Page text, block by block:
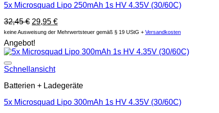
5x Microsquad Lipo 250mAh 1s HV 4.35V (30/60C)
32,45€ Ursprünglicher
Preis
war:
32,45 €
29,95 €Aktueller
Preis
29,95 €.
keine Ausweisung der Mehrwertsteuer gemäß § 19 UStG + Versandkosten
Angebot!
Schnellansicht
Batterien + Ladegeräte
5x Microsquad Lipo 300mAh 1s HV 4.35V (30/60C)